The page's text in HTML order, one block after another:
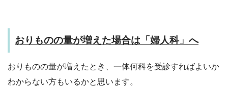
おりものの量が増えた場合は「婦人科」へ
おりものの量が増えたとき、一体何科を受診すればよいか
わからない方もいるかと思います。